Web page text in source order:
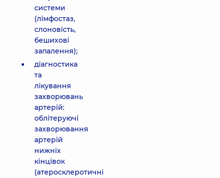
системи
(лімфостаз,
слоновість,
бешихові
запалення);
діагностика
та
лікування
захворювань
артерій:
облітеруючі
захворювання
артерій
нижніх
кінцівок
(атеросклеротичні